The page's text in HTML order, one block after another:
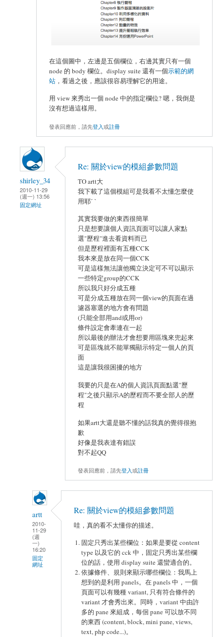
在這個圖中，左邊是五個欄位，右邊其實只有一個
node 的 body 欄位。display suite 還有一個示範的網
站 ，看過之後，應該很容易理解它的用途。
用 view 來秀出一個 node 中的指定欄位? 嗯，我倒是
沒有想過這樣用。
發表回應前，請先登入或註冊
shirley_34
2010-11-29
(週一) 13:56
固定網址
Re: 關於view的模組參數問題
TO artt大
我下載了這個模組可是我看不太懂怎麼使
用耶ˊ ˋ
其實我要做的東西很簡單
只是想要讓個人資訊頁面可以讓人家點
選"歷程"進去看資料而已
但是歷程裡面有五種CCK
我本來是放在同一個CCK
可是這樣無法讓他獨立決定可不可以顯示
一些特定group的CCK
所以我只好分成五種
可是分成五種放在同一個view的頁面在過
濾器塞選的地方會有問題
(只能全部用and或用or)
條件設定會牽連在一起
所以最後的辦法才會想要用區塊來兜起來
可是區塊就不能單獨顯示特定一個人的頁
面
這是讓我很困擾的地方
我要的只是在A的個人資訊頁面點選"歷
程"之後只顯示A的歷程而不要全部人的歷
程
如果artt大還是聽不懂的話我真的覺得很抱
歉
好像是我表達有錯誤
對不起QQ
發表回應前，請先登入或註冊
artt
2010-
11-29
(週
一)
16:20
固定
網址
Re: 關於view的模組參數問題
哇，真的看不太懂你的描述。
固定只秀出某些欄位：如果是要從 content
type 以及它的 cck 中，固定只秀出某些欄
位的話，使用 display suite 還蠻適合的。
依據條件、規則來顯示哪些欄位：我馬上
想到的是利用 panels。在 panels 中，一個
頁面可以有幾種 variant, 只有符合條件的
variant 才會秀出來。同時，variant 中由許
多的 pane 來組成，每佪 pane 可以放不同
的東西 (content, block, mini pane, views,
text, php code...)。